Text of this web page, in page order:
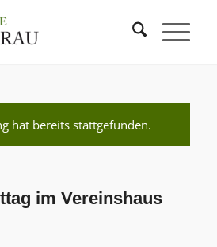
hat bereits stattgefunden.
im Vereinshaus